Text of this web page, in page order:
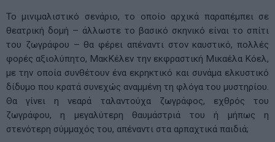
Το μινιμαλιστικό σενάριο, το οποίο αρχικά παραπέμπει σε
θεατρική δομή – άλλωστε το βασικό σκηνικό είναι το σπίτι
του ζωγράφου – θα φέρει απέναντι στον καυστικό, πολλές
φορές αξιολύπητο, ΜακΚέλεν την εκφραστική Μικαέλα Κόελ,
με την οποία συνθέτουν ένα εκρηκτικό και συνάμα ελκυστικό
δίδυμο που κρατά συνεχώς αναμμένη τη φλόγα του μυστηρίου.
Θα γίνει η νεαρά ταλαντούχα ζωγράφος, εχθρός του
ζωγράφου, η μεγαλύτερη θαυμάστριά του ή μήπως η
στενότερη σύμμαχός του, απέναντι στα αρπαχτικά παιδιά;